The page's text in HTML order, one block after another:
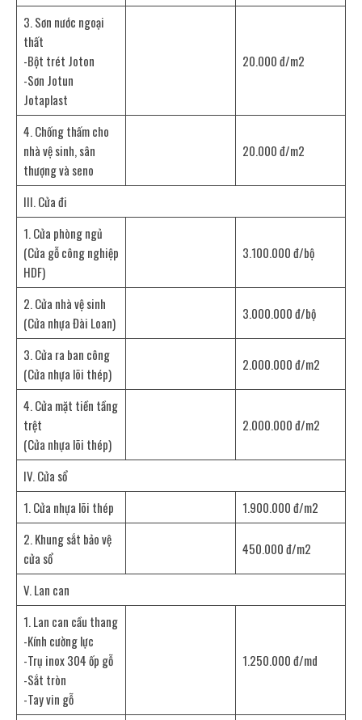
3. Sơn nước ngoại
thất
-Bột trét Joton
-Sơn Jotun
Jotaplast
20.000 đ/m2
4. Chống thấm cho
nhà vệ sinh, sân
thượng và seno
20.000 đ/m2
III. Cửa đi
1. Cửa phòng ngủ
(Cửa gỗ công nghiệp
HDF)
3.100.000 đ/bộ
2. Cửa nhà vệ sinh
(Cửa nhựa Đài Loan)
3.000.000 đ/bộ
3. Cửa ra ban công
(Cửa nhựa lõi thép)
2.000.000 đ/m2
4. Cửa mặt tiền tầng
trệt
(Cửa nhựa lõi thép)
2.000.000 đ/m2
IV. Cửa sổ
1. Cửa nhựa lõi thép
1.900.000 đ/m2
2. Khung sắt bảo vệ
cửa sổ
450.000 đ/m2
V. Lan can
1. Lan can cầu thang
-Kính cường lực
-Trụ inox 304 ốp gỗ
-Sắt tròn
-Tay vin gỗ
1.250.000 đ/md